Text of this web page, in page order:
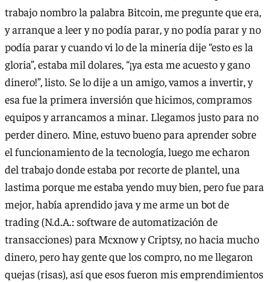
trabajo nombro la palabra Bitcoin, me pregunte que era,
y arranque a leer y no podía parar, y no podía parar y no
podía parar y cuando vi lo de la minería dije “esto es la
gloria”, estaba mil dolares, “¡ya esta me acuesto y gano
dinero!”, listo. Se lo dije a un amigo, vamos a invertir, y
esa fue la primera inversión que hicimos, compramos
equipos y arrancamos a minar. Llegamos justo para no
perder dinero. Mine, estuvo bueno para aprender sobre
el funcionamiento de la tecnología, luego me echaron
del trabajo donde estaba por recorte de plantel, una
lastima porque me estaba yendo muy bien, pero fue para
mejor, había aprendido java y me arme un bot de
trading (N.d.A.: software de automatización de
transacciones) para Mcxnow y Criptsy, no hacia mucho
dinero, pero hay gente que los compro, no me llegaron
quejas (risas), así que esos fueron mis emprendimientos